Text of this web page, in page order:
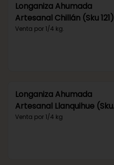
Longaniza Ahumada
Artesanal Chillán (Sku 121)
Venta por 1/4 kg.
Longaniza Ahumada
Artesanal Llanquihue (Sku
136)
Venta por 1/4 kg